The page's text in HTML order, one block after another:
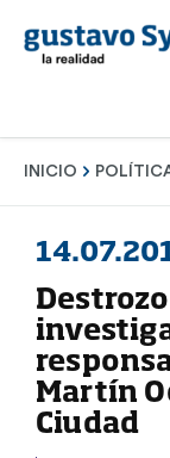
INICIO
Martín
Ciudad